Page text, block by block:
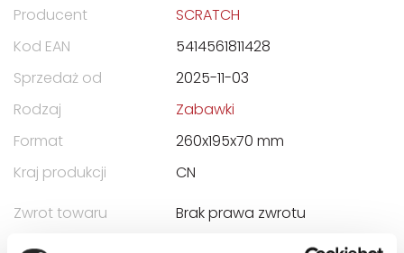
Producent
SCRATCH
Kod EAN
5414561811428
Sprzedaż od
2025-11-03
Rodzaj
Zabawki
Format
260x195x70 mm
Kraj produkcji
CN
Zwrot towaru
Brak prawa zwrotu